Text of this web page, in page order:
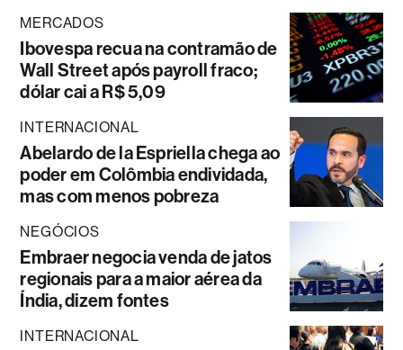
MERCADOS
Ibovespa recua na contramão de
Wall Street após payroll fraco;
dólar cai a R$ 5,09
INTERNACIONAL
Abelardo de la Espriella chega ao
poder em Colômbia endividada,
mas com menos pobreza
NEGÓCIOS
Embraer negocia venda de jatos
regionais para a maior aérea da
Índia, dizem fontes
INTERNACIONAL